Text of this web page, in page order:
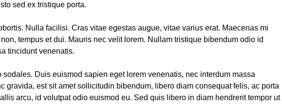
sed ex tristique porta.
Nulla facilisi. Cras vitae egestas augue, vitae varius erat. Maecenas mi
tempus et dui. Mauris nec velit lorem. Nullam tristique bibendum odio id
tincidunt venenatis.
Duis euismod sapien eget lorem venenatis, nec interdum massa
gravida, est sit amet sollicitudin bibendum, libero diam consequat felis, ac porta
arcu, id volutpat odio euismod eu. Sed quis libero in diam hendrerit tempor ut